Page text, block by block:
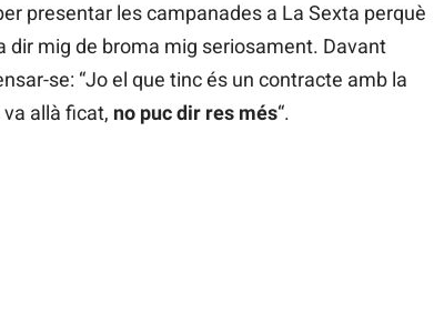
presentar les campanades a La Sexta perquè
dir mig de broma mig seriosament. Davant
se: “Jo el que tinc és un contracte amb la
allà ficat, no puc dir res més“.